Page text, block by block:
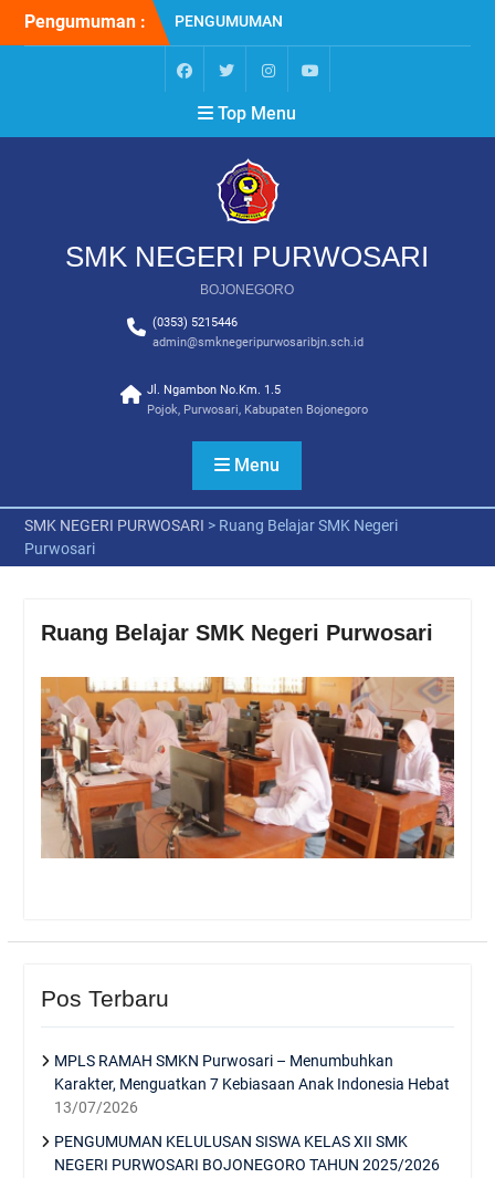
Pengumuman :
PENGUMUMAN
KELULUSAN SISWA KELAS
XII SMK NEGERI
PURWOSARI BOJONEGORO
TAHUN 2025/2026
PENGUMUMAN
KELULUSAN SISWA KELAS
XII SMK NEGERI
PURWOSARI BOJONEGORO
PPDB SMK NEGERI
2024
facebooktwitter instagramYouTube
Top Menu
SMK NEGERI PURWOSARI
BOJONEGORO
(0353) 5215446
admin@smknegeripurwosaribjn.sch.id
Jl. Ngambon No.Km. 1.5
Pojok, Purwosari, Kabupaten Bojonegoro
Menu
SMK NEGERI PURWOSARI > Ruang Belajar SMK Negeri
Purwosari
Ruang Belajar SMK Negeri Purwosari
Pos Terbaru
MPLS RAMAH SMKN Purwosari – Menumbuhkan
Karakter, Menguatkan 7 Kebiasaan Anak Indonesia Hebat
13/07/2026
PENGUMUMAN KELULUSAN SISWA KELAS XII SMK
NEGERI PURWOSARI BOJONEGORO TAHUN 2025/2026